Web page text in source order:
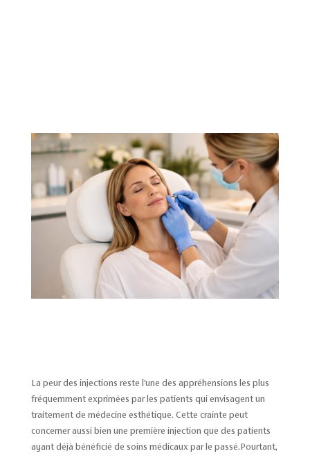
La peur des injections reste l’une des appréhensions les plus
fréquemment exprimées par les patients qui envisagent un
traitement de médecine esthétique. Cette crainte peut
concerner aussi bien une première injection que des patients
ayant déjà bénéficié de soins médicaux par le passé.Pourtant,